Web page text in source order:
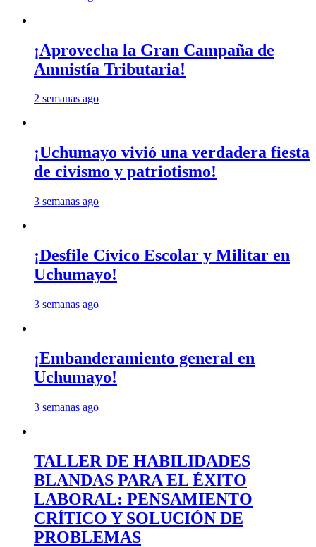
¡Aprovecha la Gran Campaña de
Amnistía Tributaria!
2 semanas ago
¡Uchumayo vivió una verdadera fiesta
de civismo y patriotismo!
3 semanas ago
¡Desfile Cívico Escolar y Militar en
Uchumayo!
3 semanas ago
¡Embanderamiento general en
Uchumayo!
3 semanas ago
TALLER DE HABILIDADES
BLANDAS PARA EL ÉXITO
LABORAL: PENSAMIENTO
CRÍTICO Y SOLUCIÓN DE
PROBLEMAS